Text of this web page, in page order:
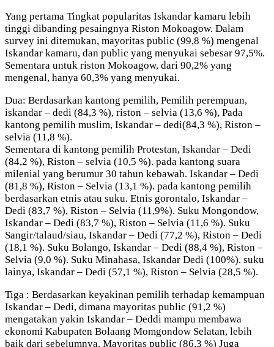
Yang pertama Tingkat popularitas Iskandar kamaru lebih
tinggi dibanding pesaingnya Riston Mokoagow. Dalam
survey ini ditemukan, mayoritas public (99,8 %) mengenal
Iskandar kamaru, dan public yang menyukai sebesar 97,5%.
Sementara untuk riston Mokoagow, dari 90,2% yang
mengenal, hanya 60,3% yang menyukai.
Dua: Berdasarkan kantong pemilih, Pemilih perempuan,
iskandar – dedi (84,3 %), riston – selvia (13,6 %), Pada
kantong pemilih muslim, Iskandar – dedi(84,3 %), Riston –
selvia (11,8 %).
Sementara di kantong pemilih Protestan, Iskandar – Dedi
(84,2 %), Riston – selvia (10,5 %). pada kantong suara
milenial yang berumur 30 tahun kebawah. Iskandar – Dedi
(81,8 %), Riston – Selvia (13,1 %). pada kantong pemilih
berdasarkan etnis atau suku. Etnis gorontalo, Iskandar –
Dedi (83,7 %), Riston – Selvia (11,9%). Suku Mongondow,
Iskandar – Dedi (83,7 %), Riston – Selvia (11,6 %). Suku
Sangir/talaud/siau, Iskandar – Dedi (77,2 %), Riston – Dedi
(18,1 %). Suku Bolango, Iskandar – Dedi (88,4 %), Riston –
Selvia (9,0 %). Suku Minahasa, Iskandar Dedi (100%). suku
lainya, Iskandar – Dedi (57,1 %), Riston – Selvia (28,5 %).
Tiga : Berdasarkan keyakinan pemilih terhadap kemampuan
Iskandar – Dedi, dimana mayoritas public (91,2 %)
mengatakan yakin Iskandar – Deddi mampu membawa
ekonomi Kabupaten Bolaang Momgondow Selatan, lebih
baik dari sebelumnya. Mayoritas public (86,3 %) Juga